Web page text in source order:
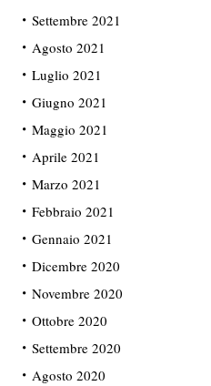
Settembre 2021
Agosto 2021
Luglio 2021
Giugno 2021
Maggio 2021
Aprile 2021
Marzo 2021
Febbraio 2021
Gennaio 2021
Dicembre 2020
Novembre 2020
Ottobre 2020
Settembre 2020
Agosto 2020